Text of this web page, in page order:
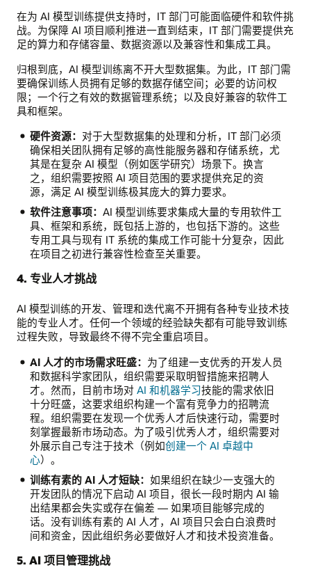
择；
算
法
过
拟
合
或
欠
拟
合
数
据
集：
数
据
不
足、
不
均
衡
质
量
差
才
库：
训
练
有
素
的
AI
人
员
短
缺，
人
市
在为 AI 模型训练提供支持时，IT 部门可能面临硬件和软件挑
战。为保障 AI 项目顺利推进一直到结束，IT 部门需要提供充
足的算力和存储容量、数据资源以及兼容性和集成工具。
归根到底，AI 模型训练离不开大型数据集。为此，IT 部门需
要确保训练人员拥有足够的数据存储空间；必要的访问权
限；一个行之有效的数据管理系统；以及良好兼容的软件工
具和框架。
硬件资源： 对于大型数据集的处理和分析，IT 部门必须
确保相关团队拥有足够的高性能服务器和存储系统，尤
其是在复杂 AI 模型（例如医学研究）场景下。换言
之，组织需要按照 AI 项目范围的要求提供充足的资
源，满足 AI 模型训练极其庞大的算力要求。
软件注意事项： AI 模型训练要求集成大量的专用软件工
具、框架和系统，既包括上游的，也包括下游的。这些
专用工具与现有 IT 系统的集成工作可能十分复杂，因此
在项目之初进行兼容性检查至关重要。
4. 专业人才挑战
AI 模型训练的开发、管理和迭代离不开拥有各种专业技术技
能的专业人才。任何一个领域的经验缺失都有可能导致训练
过程失败，导致最终不得不完全重启项目。
AI 人才的市场需求旺盛： 为了组建一支优秀的开发人员
和数据科学家团队，组织需要采取明智措施来招聘人
才。然而，目前市场对 AI 和机器学习技能的需求依旧
十分旺盛，这要求组织构建一个富有竞争力的招聘流
程。组织需要在发现一个优秀人才后快速行动，需要时
刻掌握最新市场动态。为了吸引优秀人才，组织需要对
外展示自己专注于技术（例如创建一个 AI 卓越中
心）。
训练有素的 AI 人才短缺： 如果组织在缺少一支强大的
开发团队的情况下启动 AI 项目，很长一段时期内 AI 输
出结果都会失实或存在偏差 — 如果项目能够完成的
话。没有训练有素的 AI 人才，AI 项目只会白白浪费时
间和资金，因此组织务必要做好人才和技术投资准备。
5. AI 项目管理挑战